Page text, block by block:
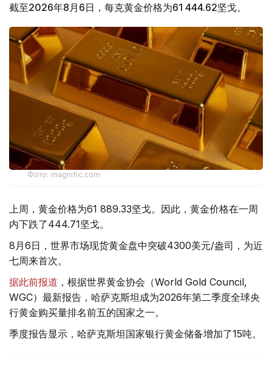
截至2026年8月6日，每克黄金价格为61 444.62坚戈。
Фото: magnific.com
上周，黄金价格为61 889.33坚戈。因此，黄金价格在一周
内下跌了444.71坚戈。
8月6日，世界市场现货黄金盘中突破4300美元/盎司，为近
七周来首次。
据此前报道 ，根据世界黄金协会（World Gold Council,
WGC）最新报告，哈萨克斯坦成为2026年第二季度全球央
行黄金购买量排名前五的国家之一。
季度报告显示，哈萨克斯坦国家银行黄金储备增加了15吨。